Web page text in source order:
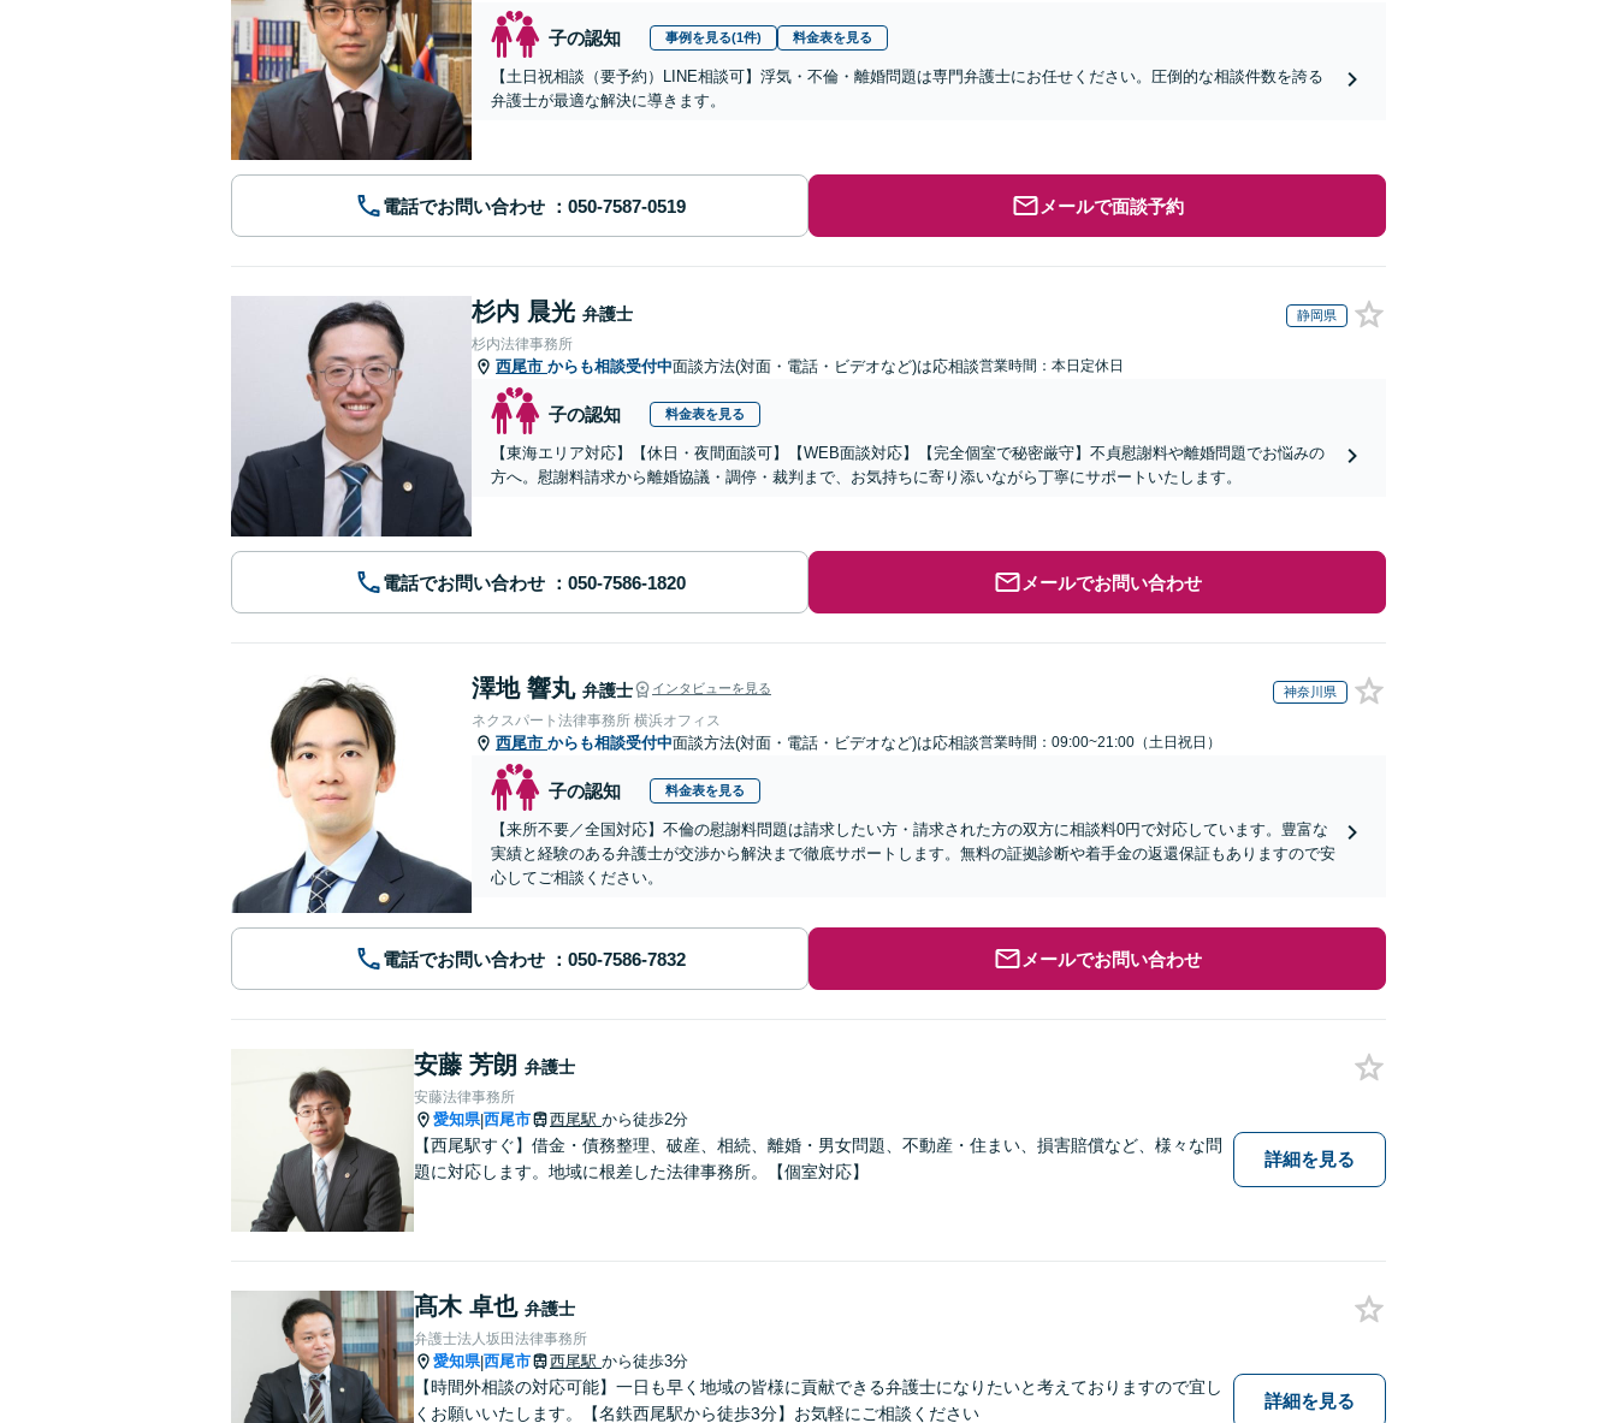
子の認知 事例を見る(1件) 料金表を見る
【土日祝相談（要予約）LINE相談可】浮気・不倫・離婚問題は専門弁護士にお任せください。圧倒的な相談件数を誇る
弁護士が最適な解決に導きます。
電話でお問い合わせ メールで面談予約
杉内 晨光 弁護士 静岡県
杉内法律事務所
西尾市 からも相談受付中面談方法(対面・電話・ビデオなど)は応相談営業時間：本日定休日
子の認知 料金表を見る
【東海エリア対応】【休日・夜間面談可】【WEB面談対応】【完全個室で秘密厳守】不貞慰謝料や離婚問題でお悩みの
方へ。慰謝料請求から離婚協議・調停・裁判まで、お気持ちに寄り添いながら丁寧にサポートいたします。
電話でお問い合わせ メールでお問い合わせ
澤地 響丸 弁護士 インタビューを見る 神奈川県
ネクスパート法律事務所 横浜オフィス
西尾市 からも相談受付中面談方法(対面・電話・ビデオなど)は応相談営業時間：09:00~21:00（土日祝日）
子の認知 料金表を見る
【来所不要／全国対応】不倫の慰謝料問題は請求したい方・請求された方の双方に相談料0円で対応しています。豊富な
実績と経験のある弁護士が交渉から解決まで徹底サポートします。無料の証拠診断や着手金の返還保証もありますので安
心してご相談ください。
電話でお問い合わせ メールでお問い合わせ
安藤 芳朗 弁護士
安藤法律事務所
愛知県|西尾市 西尾駅 から徒歩2分
【西尾駅すぐ】借金・債務整理、破産、相続、離婚・男女問題、不動産・住まい、損害賠償など、様々な問
題に対応します。地域に根差した法律事務所。【個室対応】
詳細を見る
髙木 卓也 弁護士
弁護士法人坂田法律事務所
愛知県|西尾市 西尾駅 から徒歩3分
【時間外相談の対応可能】一日も早く地域の皆様に貢献できる弁護士になりたいと考えておりますので宜し
くお願いいたします。【名鉄西尾駅から徒歩3分】お気軽にご相談ください
詳細を見る